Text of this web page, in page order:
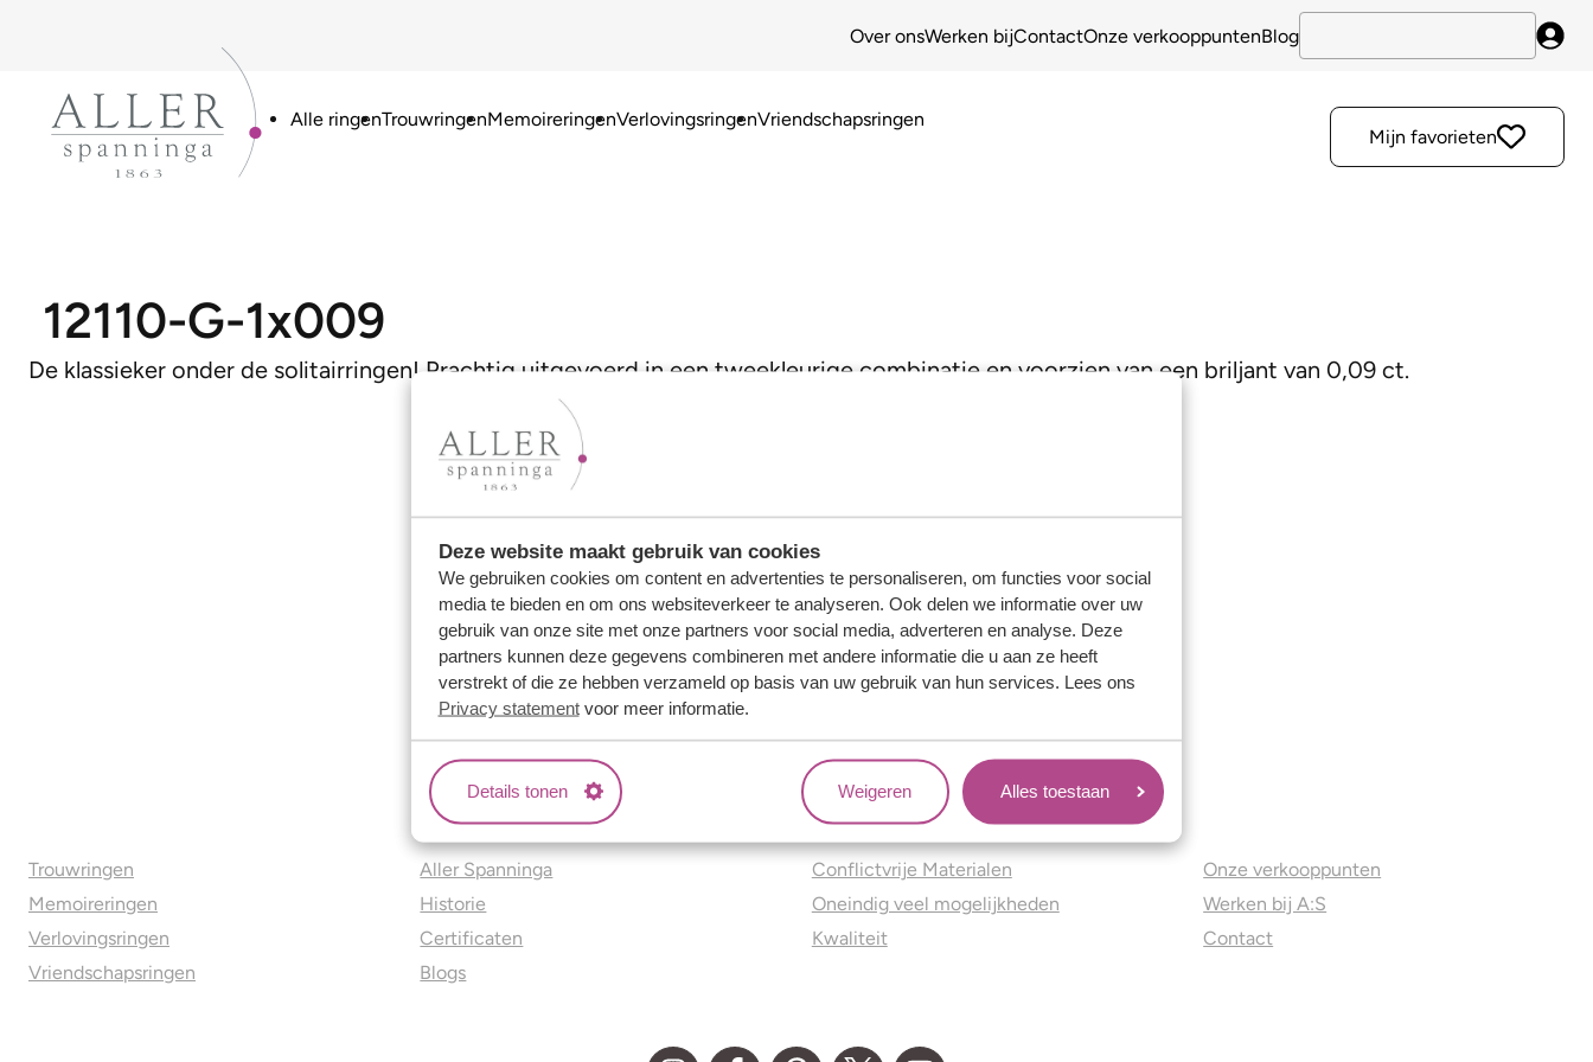
Deze website maakt gebruik van cookies
We gebruiken cookies om content en advertenties te personaliseren, om functies voor social
media te bieden en om ons websiteverkeer te analyseren. Ook delen we informatie over uw
gebruik van onze site met onze partners voor social media, adverteren en analyse. Deze
partners kunnen deze gegevens combineren met andere informatie die u aan ze heeft
verstrekt of die ze hebben verzameld op basis van uw gebruik van hun services. Lees ons
Privacy statementvoor meer informatie.
Details tonen Weigeren Alles toestaan
Over onsWerken bijContactOnze verkooppuntenBlog
Alle ringenTrouwringenMemoireringenVerlovingsringenVriendschapsringen
Mijn favorieten
12110-G-1x009
De klassieker onder de solitairringen! Prachtig uitgevoerd in een tweekleurige combinatie en voorzien van een briljant van 0,09 ct.
Trouwringen
Memoireringen
Verlovingsringen
Vriendschapsringen
Over ons
Aller Spanninga
Historie
Certificaten
Blogs
Jouw voordelen
Conflictvrije Materialen
Oneindig veel mogelijkheden
Kwaliteit
Onze verkooppunten
Werken bij A:S
Contact